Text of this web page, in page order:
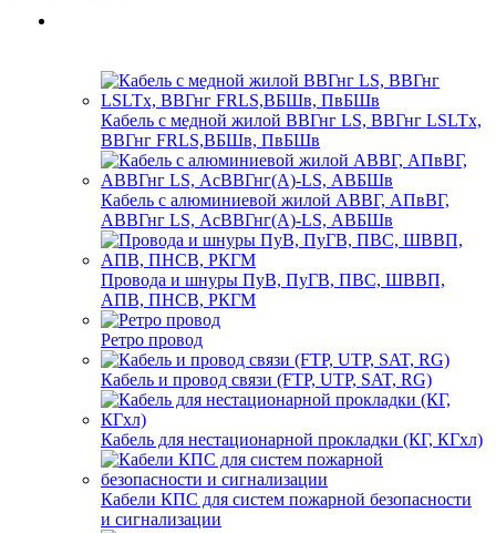
Кабель с медной жилой ВВГнг LS, ВВГнг LSLTx,
ВВГнг FRLS,ВБШв, ПвБШв
Кабель с алюминиевой жилой АВВГ, АПвВГ,
АВВГнг LS, АсВВГнг(А)-LS, АВБШв
Провода и шнуры ПуВ, ПуГВ, ПВС, ШВВП,
АПВ, ПНСВ, РКГМ
Ретро провод
Кабель и провод связи (FTP, UTP, SAT, RG)
Кабель для нестационарной прокладки (КГ, КГхл)
Кабели КПС для систем пожарной безопасности
и сигнализации